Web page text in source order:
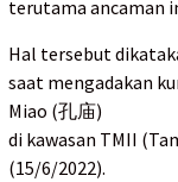
terutama ancaman
Hal tersebut
saat mengadakan
Miao (孔庙)
di kawasan TMII
(15/6/2022).